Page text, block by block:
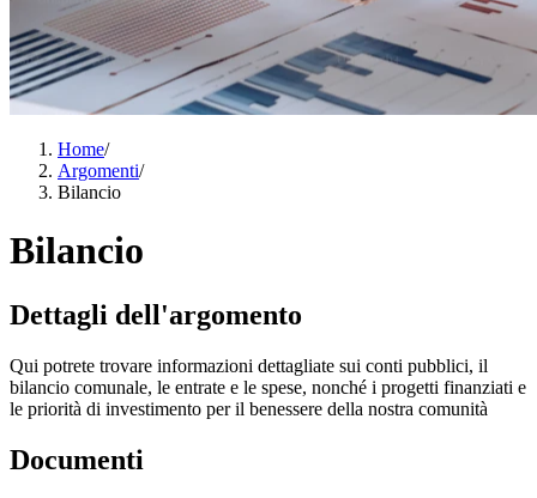
Home/
Argomenti/
Bilancio
Bilancio
Dettagli dell'argomento
Qui potrete trovare informazioni dettagliate sui conti pubblici, il
bilancio comunale, le entrate e le spese, nonché i progetti finanziati e
le priorità di investimento per il benessere della nostra comunità
Documenti